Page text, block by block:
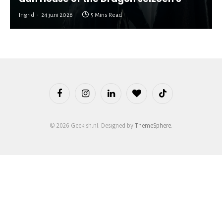
Ingrid 24 juni 2026 5 Mins Read
FacebookInstagramLinkedIn BlogLovinTikTok
© 2026 Geekish.nl. Designed byThemeSphere.